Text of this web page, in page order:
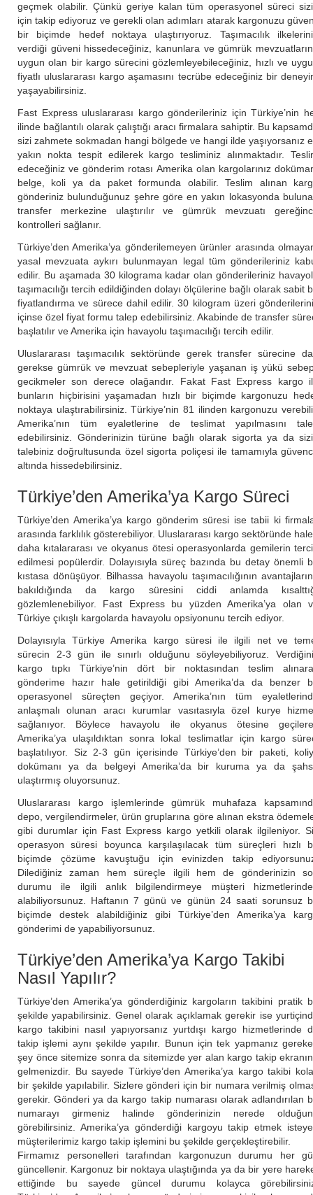
geçmek olabilir. Çünkü geriye kalan tüm operasyonel süreci
için takip ediyoruz ve gerekli olan adımları atarak kargonuzu
bir biçimde hedef noktaya ulaştırıyoruz. Taşımacılık
verdiği güveni hissedeceğiniz, kanunlara ve gümrük
uygun olan bir kargo sürecini gözlemleyebileceğiniz, hızlı ve
fiyatlı uluslararası kargo aşamasını tecrübe edeceğiniz bir
yaşayabilirsiniz.
Fast Express uluslararası kargo gönderileriniz için Türkiye’nin
ilinde bağlantılı olarak çalıştığı aracı firmalara sahiptir. Bu
sizi zahmete sokmadan hangi bölgede ve hangi ilde yaşıyorsanız
yakın nokta tespit edilerek kargo tesliminiz alınmaktadır.
edeceğiniz ve gönderim rotası Amerika olan kargolarınız
belge, koli ya da paket formunda olabilir. Teslim alınan
gönderiniz bulunduğunuz şehre göre en yakın lokasyonda
transfer merkezine ulaştırılır ve gümrük mevzuatı
kontrolleri sağlanır.
Türkiye’den Amerika’ya gönderilemeyen ürünler arasında
yasal mevzuata aykırı bulunmayan legal tüm gönderileriniz
edilir. Bu aşamada 30 kilograma kadar olan gönderileriniz
taşımacılığı tercih edildiğinden dolayı ölçülerine bağlı olarak sabit
fiyatlandırma ve sürece dahil edilir. 30 kilogram üzeri
içinse özel fiyat formu talep edebilirsiniz. Akabinde de transfer
başlatılır ve Amerika için havayolu taşımacılığı tercih edilir.
Uluslararası taşımacılık sektöründe gerek transfer sürecine
gerekse gümrük ve mevzuat sebepleriyle yaşanan iş yükü
gecikmeler son derece olağandır. Fakat Fast Express kargo
bunların hiçbirisini yaşamadan hızlı bir biçimde kargonuzu
noktaya ulaştırabilirsiniz. Türkiye’nin 81 ilinden kargonuzu
Amerika’nın tüm eyaletlerine de teslimat yapılmasını
edebilirsiniz. Gönderinizin türüne bağlı olarak sigorta ya da
talebiniz doğrultusunda özel sigorta poliçesi ile tamamıyla
altında hissedebilirsiniz.
Türkiye’den Amerika’ya Kargo Süreci
Türkiye’den Amerika’ya kargo gönderim süresi ise tabii ki
arasında farklılık gösterebiliyor. Uluslararası kargo sektöründe
daha kıtalararası ve okyanus ötesi operasyonlarda gemilerin
edilmesi popülerdir. Dolayısıyla süreç bazında bu detay önemli
kıstasa dönüşüyor. Bilhassa havayolu taşımacılığının
bakıldığında da kargo süresini ciddi anlamda
gözlemlenebiliyor. Fast Express bu yüzden Amerika’ya olan
Türkiye çıkışlı kargolarda havayolu opsiyonunu tercih ediyor.
Dolayısıyla Türkiye Amerika kargo süresi ile ilgili net ve
sürecin 2-3 gün ile sınırlı olduğunu söyleyebiliyoruz.
kargo tıpkı Türkiye’nin dört bir noktasından teslim
gönderime hazır hale getirildiği gibi Amerika’da da benzer
operasyonel süreçten geçiyor. Amerika’nın tüm
anlaşmalı olunan aracı kurumlar vasıtasıyla özel kurye
sağlanıyor. Böylece havayolu ile okyanus ötesine
Amerika’ya ulaşıldıktan sonra lokal teslimatlar için kargo
başlatılıyor. Siz 2-3 gün içerisinde Türkiye’den bir paketi,
dokümanı ya da belgeyi Amerika’da bir kuruma ya da
ulaştırmış oluyorsunuz.
Uluslararası kargo işlemlerinde gümrük muhafaza
depo, vergilendirmeler, ürün gruplarına göre alınan ekstra
gibi durumlar için Fast Express kargo yetkili olarak ilgileniyor.
operasyon süresi boyunca karşılaşılacak tüm süreçleri hızlı
biçimde çözüme kavuştuğu için evinizden takip
Dilediğiniz zaman hem süreçle ilgili hem de gönderinizin
durumu ile ilgili anlık bilgilendirmeye müşteri
alabiliyorsunuz. Haftanın 7 günü ve günün 24 saati sorunsuz
biçimde destek alabildiğiniz gibi Türkiye’den Amerika’ya
gönderimi de yapabiliyorsunuz.
Türkiye’den Amerika’ya Kargo Takibi
Nasıl Yapılır?
Türkiye’den Amerika’ya gönderdiğiniz kargoların takibini pratik
şekilde yapabilirsiniz. Genel olarak açıklamak gerekir ise
kargo takibini nasıl yapıyorsanız yurtdışı kargo hizmetlerinde
takip işlemi aynı şekilde yapılır. Bunun için tek yapmanız
şey önce sitemize sonra da sitemizde yer alan kargo takip
gelmenizdir. Bu sayede Türkiye’den Amerika’ya kargo takibi
bir şekilde yapılabilir. Sizlere gönderi için bir numara verilmiş
gerekir. Gönderi ya da kargo takip numarası olarak adlandırılan
numarayı girmeniz halinde gönderinizin nerede
görebilirsiniz. Amerika’ya gönderdiği kargoyu takip etmek
müşterilerimiz kargo takip işlemini bu şekilde gerçekleştirebilir.
Firmamız personelleri tarafından kargonuzun durumu her
güncellenir. Kargonuz bir noktaya ulaştığında ya da bir yere
ettiğinde bu sayede güncel durumu kolayca